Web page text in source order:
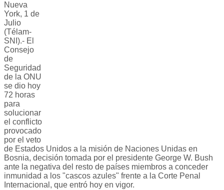
Nueva
York, 1 de
Julio
(Télam-
SNI).- El
Consejo
de
Seguridad
de la ONU
se dio hoy
72 horas
para
solucionar
el conflicto
provocado
por el veto
de Estados Unidos a la misión de Naciones Unidas en
Bosnia, decisión tomada por el presidente George W. Bush
ante la negativa del resto de países miembros a conceder
inmunidad a los "cascos azules" frente a la Corte Penal
Internacional, que entró hoy en vigor.